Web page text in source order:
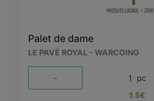
Palet de dame
LE PAVÉ ROYAL - WARCOING
- 1 pc
1.5€